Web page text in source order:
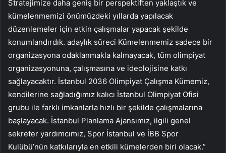
Stratejimize daha geniş bir perspektiften yaklaştık ve
kümelenmemizi önümüzdeki yıllarda yapılacak
düzenlemeler için etkin çalışmalar yapacak şekilde
konumlandırdık. adaylık süreci Kümelenmemiz sadece bir
organizasyona odaklanmakla kalmayacak, tüm olimpiyat
organizasyonuna, çalışmasına ve ideolojisine katkı
sağlayacaktır. İstanbul 2036 Olimpiyat Çalışma Kümemiz,
kendilerine sağladığımız kalıcı İstanbul Olimpiyat Ofisi
grubu ile farklı imkanlarla hızlı bir şekilde çalışmalarına
başlayacak. İstanbul Planlama Ajansımız, ilgili genel
sekreter yardımcımız, Spor İstanbul ve İBB Spor
Kulübü’nün katkılarıyla en etkili kümelerden biri olacak.”